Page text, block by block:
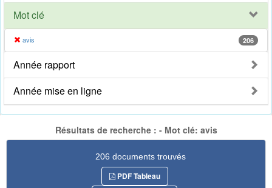
Mot clé
avis 206
Année rapport
Année mise en ligne
Résultats de recherche : - Mot clé: avis
206 documents trouvés
PDF Tableau